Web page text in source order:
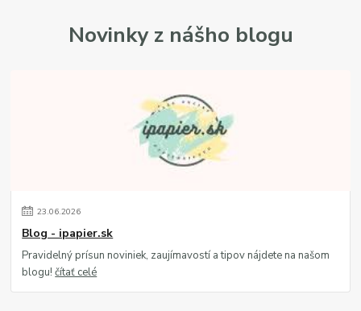
Novinky z nášho blogu
23.06.2026
Blog - ipapier.sk
Pravidelný prísun noviniek, zaujímavostí a tipov nájdete na našom
blogu!čítať celé